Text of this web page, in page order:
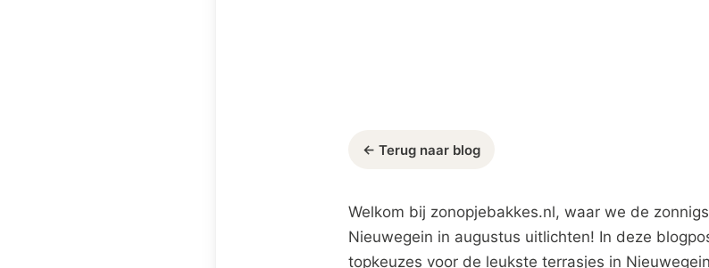
← Terug naar blog
Welkom bij zonopjebakkes.nl, waar we de
Nieuwegein in augustus uitlichten! In deze
topkeuzes voor de leukste terrasjes in